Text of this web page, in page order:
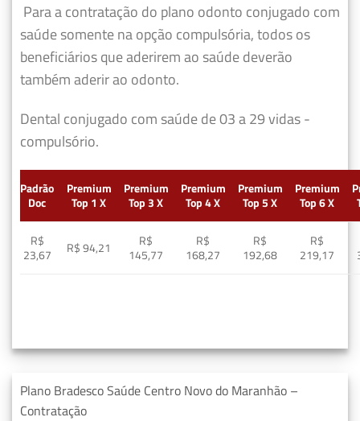
Para a contratação do plano odonto conjugado com
saúde somente na opção compulsória, todos os
beneficiários que aderirem ao saúde deverão
também aderir ao odonto.
Dental conjugado com saúde de 03 a 29 vidas -
compulsório.
Padrão
Doc
Premium
Top 1 X
Premium
Top 3 X
Premium
Top 4 X
Premium
Top 5 X
Premium
Top 6 X
R$
23,67
R$ 94,21
R$
145,77
R$
168,27
R$
192,68
R$
219,17
Plano Bradesco Saúde Centro Novo do Maranhão –
Contratação